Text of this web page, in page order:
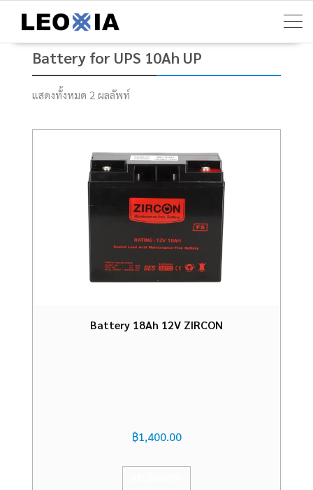
content
Battery for UPS 10Ah UP
แสดงทั้งหมด 2 ผลลัพท์
Battery 18Ah 12V ZIRCON
฿1,400.00